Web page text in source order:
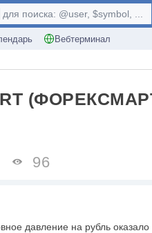
Вебтерминал
для поиска: @user, $symbol, ...
96
давление на рубль оказало